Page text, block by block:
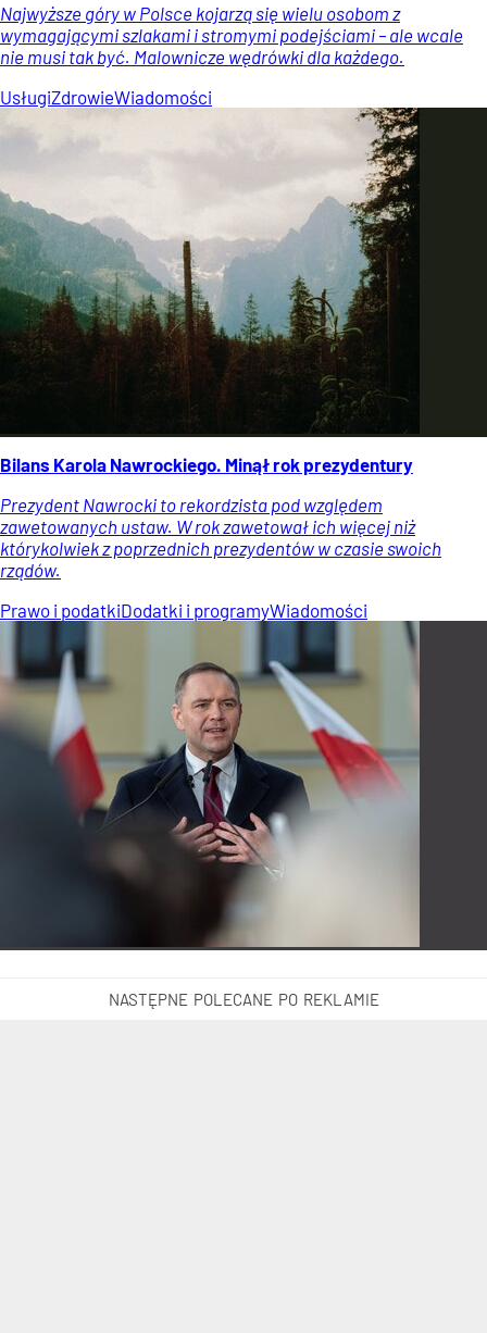
Najwyższe góry w Polsce kojarzą się wielu osobom z
wymagającymi szlakami i stromymi podejściami – ale wcale
nie musi tak być. Malownicze wędrówki dla każdego.
UsługiZdrowieWiadomości
Bilans Karola Nawrockiego. Minął rok prezydentury
Prezydent Nawrocki to rekordzista pod względem
zawetowanych ustaw. W rok zawetował ich więcej niż
którykolwiek z poprzednich prezydentów w czasie swoich
rządów.
Prawo i podatkiDodatki i programyWiadomości